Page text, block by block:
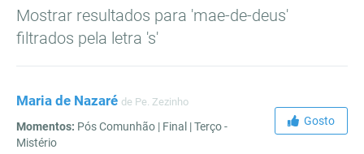
Mostrar resultados para 'mae-de-deus'
filtrados pela letra 's'
Maria de Nazaré de Pe. Zezinho
Momentos: Pós Comunhão | Final | Terço -
Mistério
Gosto